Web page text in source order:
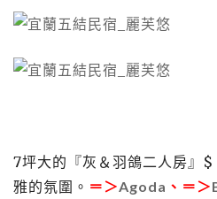
7坪大的『灰＆羽鴿二人房』
雅的氛圍。 ＝＞Agoda 、＝＞